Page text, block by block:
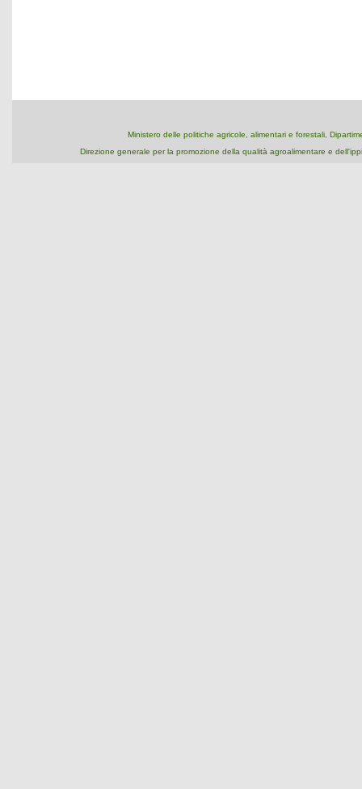
Ministero delle politiche agricole, alimentari e forestali,
Direzione generale per la promozione della qualità agroalimentare e